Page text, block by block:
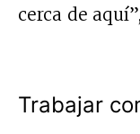
cerca de
Trabajar